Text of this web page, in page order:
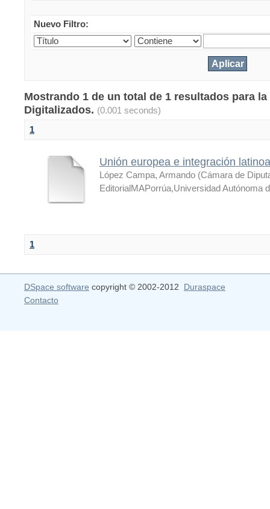
Nuevo Filtro:
Mostrando 1 de un total de 1 resultados para
Digitalizados. (0.001 seconds)
1
Unión europea e integración
López Campa, Armando (Cámara de
EditorialMAPorrúa,Universidad Autónoma
1
DSpace software copyright © 2002-2012 Duraspace
Contacto